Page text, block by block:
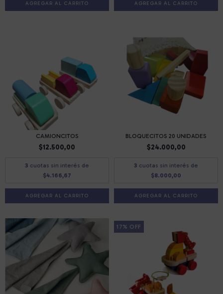
AGREGAR AL CARRITO AGREGAR AL CARRITO
CAMIONCITOS
$12.500,00
3 cuotas sin interés de
$4.166,67
AGREGAR AL CARRITO
BLOQUECITOS 20 UNIDADES
$24.000,00
3 cuotas sin interés de
$8.000,00
17% OFF